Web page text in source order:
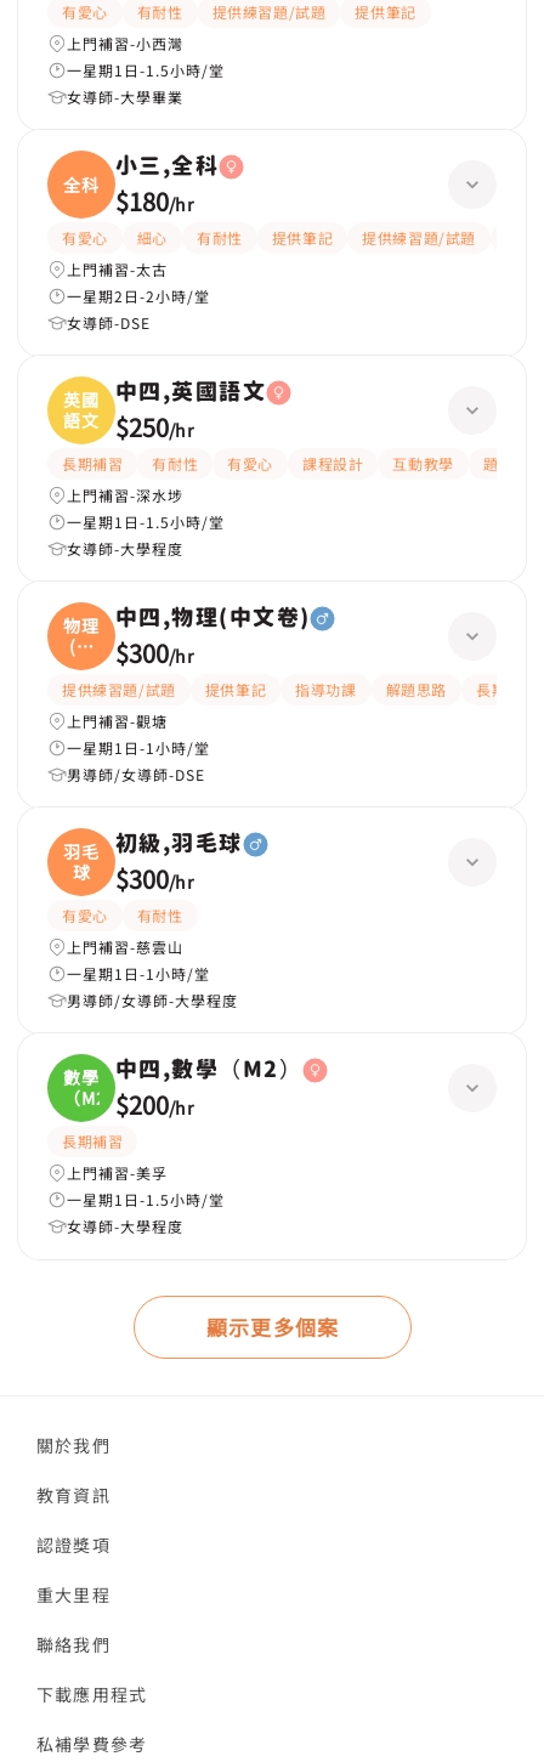
有愛心 有耐性 提供練習題/試題
提供筆記
上門補習-小西灣
一星期1日-1.5小時/堂
女導師-大學畢業
全科
小三,全科
$180/hr
有愛心 細心 有耐性 提供筆記 提供練習題/試題
上門補習-太古
一星期2日-2小時/堂
女導師-DSE
英國
語文
中四,英國語文
$250/hr
長期補習 有耐性 有愛心 課程設計 互動教學
題目講解
上門補習-深水埗
一星期1日-1.5小時/堂
女導師-大學程度
物理
(中
文
中四,物理(中文卷)
$300/hr
提供練習題/試題 提供筆記 指導功課 解題思路
長期補習
上門補習-觀塘
一星期1日-1小時/堂
男導師/女導師-DSE
羽毛
球
初級,羽毛球
$300/hr
有愛心
有耐性
上門補習-慈雲山
一星期1日-1小時/堂
男導師/女導師-大學程度
數學
（M2
中四,數學（M2）
$200/hr
長期補習
上門補習-美孚
一星期1日-1.5小時/堂
女導師-大學程度
顯示更多個案
關於我們
教育資訊
認證獎項
重大里程
聯絡我們
下載應用程式
私補學費參考